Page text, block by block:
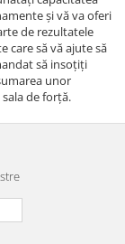
și vă va oferi
de rezultatele
care să vă ajute să
să insoțiți
unor
de forță.